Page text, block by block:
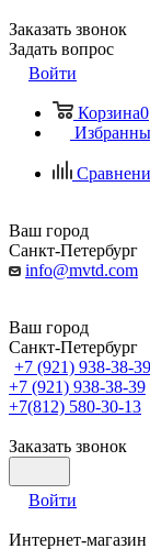
Заказать звонок
Задать вопрос
Войти
Корзина0
Ваш город
Санкт-Петербург
info@mvtd.com
Ваш город
Санкт-Петербург
+7 (921) 938-38-39
+7 (921) 938-38-39
+7(812) 580-30-13
Заказать звонок
Войти
Интернет-